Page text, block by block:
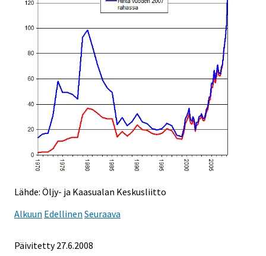
Lähde: Öljy- ja Kaasualan Keskusliitto
Alkuun Edellinen Seuraava
Päivitetty27.6.2008